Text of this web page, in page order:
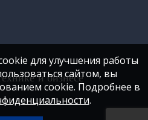
и бизнесе
для улучшения работы
сайтом, вы
cookie. Подробнее в
.